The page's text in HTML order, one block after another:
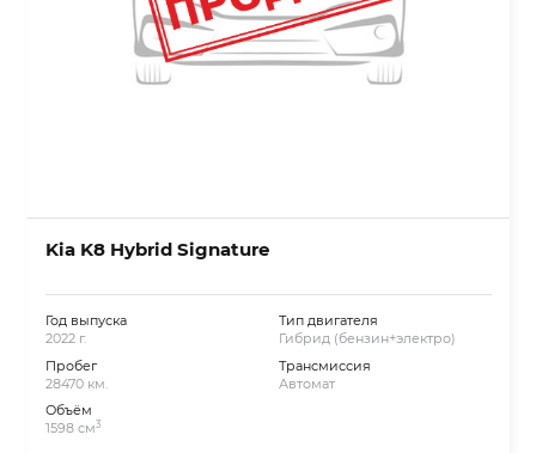
Kia K8 Hybrid Signature
Год выпуска
2022 г.
Пробег
28470 км.
Объём
1598 см3
Тип двигателя
Гибрид (бензин+электро)
Трансмиссия
Автомат